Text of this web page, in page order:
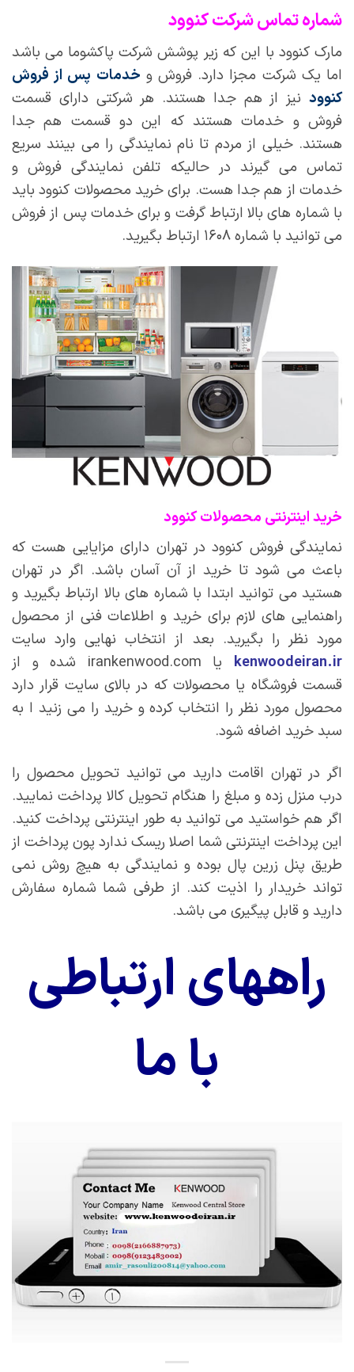
شماره تماس شرکت کنوود
مارک کنوود با این که زیر پوشش شرکت پاکشوما می باشد
اما یک شرکت مجزا دارد. فروش و خدمات پس از فروش
کنوود نیز از هم جدا هستند. هر شرکتی دارای قسمت
فروش و خدمات هستند که این دو قسمت هم جدا
هستند. خیلی از مردم تا نام نمایندگی را می بینند سریع
تماس می گیرند در حالیکه تلفن نمایندگی فروش و
خدمات از هم جدا هست. برای خرید محصولات کنوود باید
با شماره های بالا ارتباط گرفت و برای خدمات پس از فروش
می توانید با شماره ۱۶۰۸ ارتباط بگیرید.
خرید اینترنتی محصولات کنوود
نمایندگی فروش کنوود در تهران دارای مزایایی هست که
باعث می شود تا خرید از آن آسان باشد. اگر در تهران
هستید می توانید ابتدا با شماره های بالا ارتباط بگیرید و
راهنمایی های لازم برای خرید و اطلاعات فنی از محصول
مورد نظر را بگیرید. بعد از انتخاب نهایی وارد سایت
kenwoodeiran.ir
یا irankenwood.com شده و از
قسمت فروشگاه یا محصولات که در بالای سایت قرار دارد
محصول مورد نظر را انتخاب کرده و خرید را می زنید ا به
سبد خرید اضافه شود.
اگر در تهران اقامت دارید می توانید تحویل محصول را
درب منزل زده و مبلغ را هنگام تحویل کالا پرداخت نمایید.
اگر هم خواستید می توانید به طور اینترنتی پرداخت کنید.
این پرداخت اینترنتی شما اصلا ریسک ندارد پون پرداخت از
طریق پنل زرین پال بوده و نمایندگی به هیچ روش نمی
تواند خریدار را اذیت کند. از طرفی شما شماره سفارش
دارید و قابل پیگیری می باشد.
راههای ارتباطی
با ما